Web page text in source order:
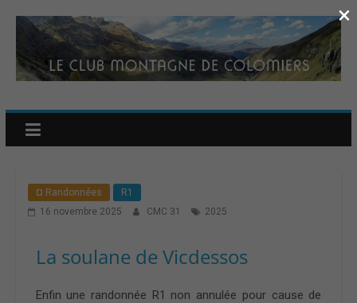
¤ Randonnées
R1
16 novembre 2025
CMC 31 2025
La soulane de Vicdessos
Enfin une randonnée R1 non annulée pour cause de
×